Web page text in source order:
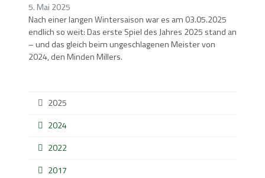
5. Mai 2025
Nach einer langen Wintersaison war es am 03.05.2025
endlich so weit: Das erste Spiel des Jahres 2025 stand an
– und das gleich beim ungeschlagenen Meister von
2024, den Minden Millers.
2025
2024
2022
2017